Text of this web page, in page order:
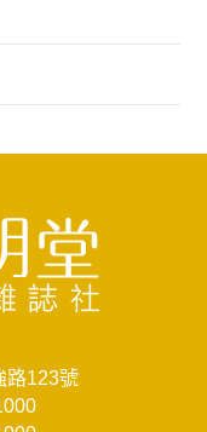
路123號